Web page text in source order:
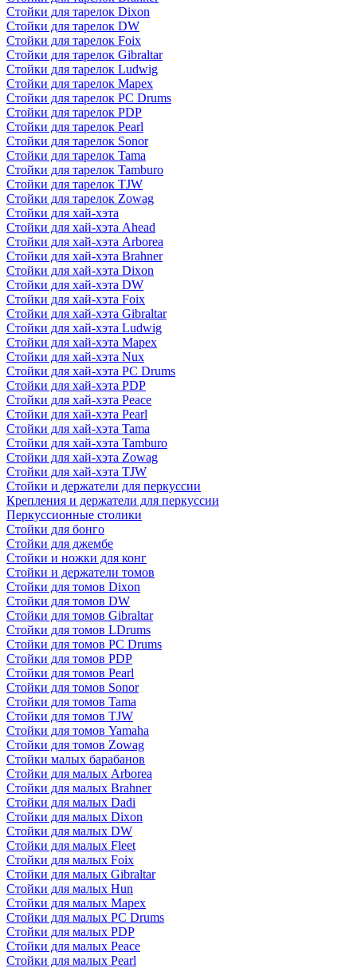
Стойки для тарелок Dixon
Стойки для тарелок DW
Стойки для тарелок Foix
Стойки для тарелок Gibraltar
Стойки для тарелок Ludwig
Стойки для тарелок Mapex
Стойки для тарелок PC Drums
Стойки для тарелок PDP
Стойки для тарелок Pearl
Стойки для тарелок Sonor
Стойки для тарелок Tama
Стойки для тарелок Tamburo
Стойки для тарелок TJW
Стойки для тарелок Zowag
Стойки для хай-хэта
Стойки для хай-хэта Ahead
Стойки для хай-хэта Arborea
Стойки для хай-хэта Brahner
Стойки для хай-хэта Dixon
Стойки для хай-хэта DW
Стойки для хай-хэта Foix
Стойки для хай-хэта Gibraltar
Стойки для хай-хэта Ludwig
Стойки для хай-хэта Mapex
Стойки для хай-хэта Nux
Стойки для хай-хэта PC Drums
Стойки для хай-хэта PDP
Стойки для хай-хэта Peace
Стойки для хай-хэта Pearl
Стойки для хай-хэта Tama
Стойки для хай-хэта Tamburo
Стойки для хай-хэта Zowag
Стойки для хай-хэта TJW
Стойки и держатели для перкуссии
Крепления и держатели для перкуссии
Перкуссионные столики
Стойки для бонго
Стойки для джембе
Стойки и ножки для конг
Стойки и держатели томов
Стойки для томов Dixon
Стойки для томов DW
Стойки для томов Gibraltar
Стойки для томов LDrums
Стойки для томов PC Drums
Стойки для томов PDP
Стойки для томов Pearl
Стойки для томов Sonor
Стойки для томов Tama
Стойки для томов TJW
Стойки для томов Yamaha
Стойки для томов Zowag
Стойки малых барабанов
Стойки для малых Arborea
Стойки для малых Brahner
Стойки для малых Dadi
Стойки для малых Dixon
Стойки для малых DW
Стойки для малых Fleet
Стойки для малых Foix
Стойки для малых Gibraltar
Стойки для малых Hun
Стойки для малых Mapex
Стойки для малых PC Drums
Стойки для малых PDP
Стойки для малых Peace
Стойки для малых Pearl